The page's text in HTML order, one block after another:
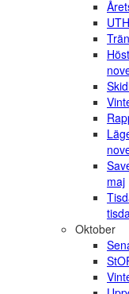
maj
Oktober